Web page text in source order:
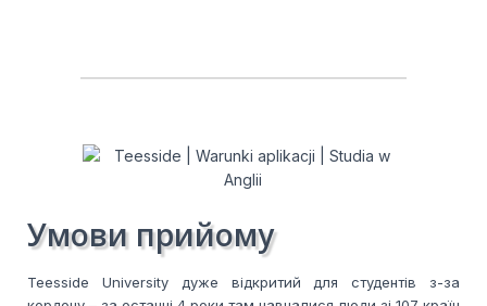
Умови прийому
Teesside University дуже відкритий для студентів з-за